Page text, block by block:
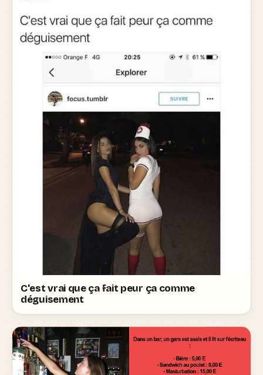
C'est vrai que ça fait peur ça comme
déguisement